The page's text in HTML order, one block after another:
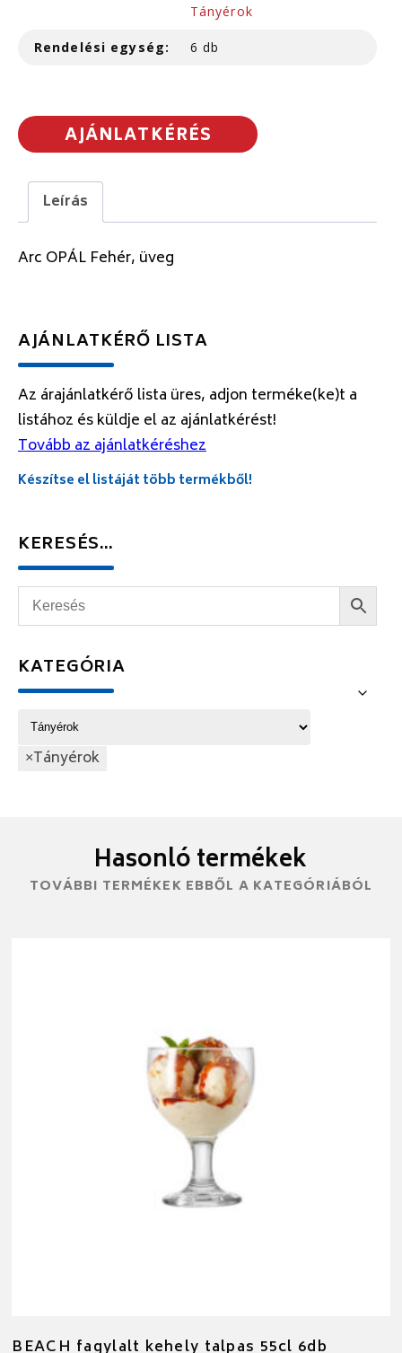
Tányérok
Rendelési egység: 6 db
AJÁNLATKÉRÉS
Leírás
Arc OPÁL Fehér, üveg
AJÁNLATKÉRŐ LISTA
Az árajánlatkérő lista üres, adjon terméke(ke)t a
listához és küldje el az ajánlatkérést!
Tovább az ajánlatkéréshez
Készítse el listáját több termékből!
KERESÉS…
KATEGÓRIA
×Tányérok
Hasonló termékek
TOVÁBBI TERMÉKEK EBBŐL A KATEGÓRIÁBÓL
BEACH fagylalt kehely talpas 55cl 6db